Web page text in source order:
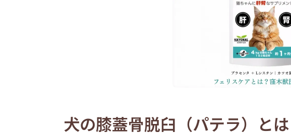
犬の膝蓋骨脱臼（パテラ）とは